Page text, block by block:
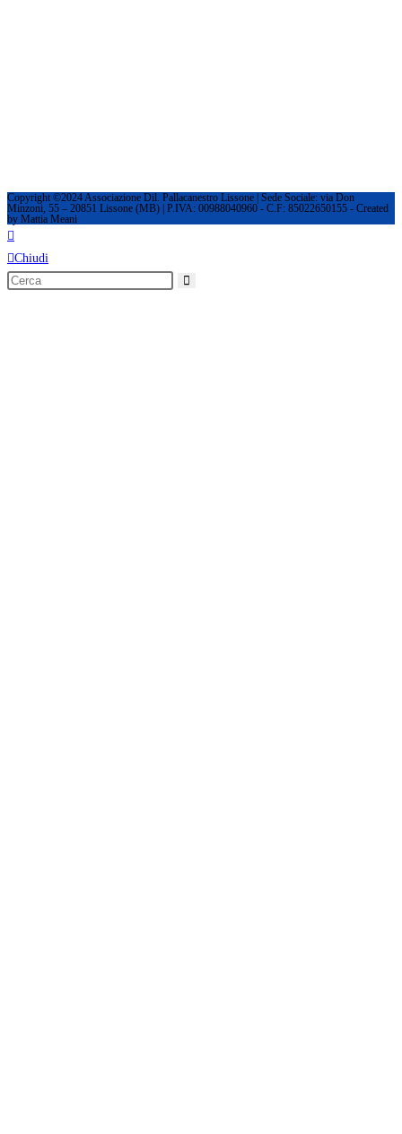
Copyright ©2024 Associazione Dil. Pallacanestro Lissone | Sede Sociale: via Don
Minzoni, 55 – 20851 Lissone (MB) | P.IVA: 00988040960 - C.F: 85022650155 - Created
by Mattia Meani
Chiudi